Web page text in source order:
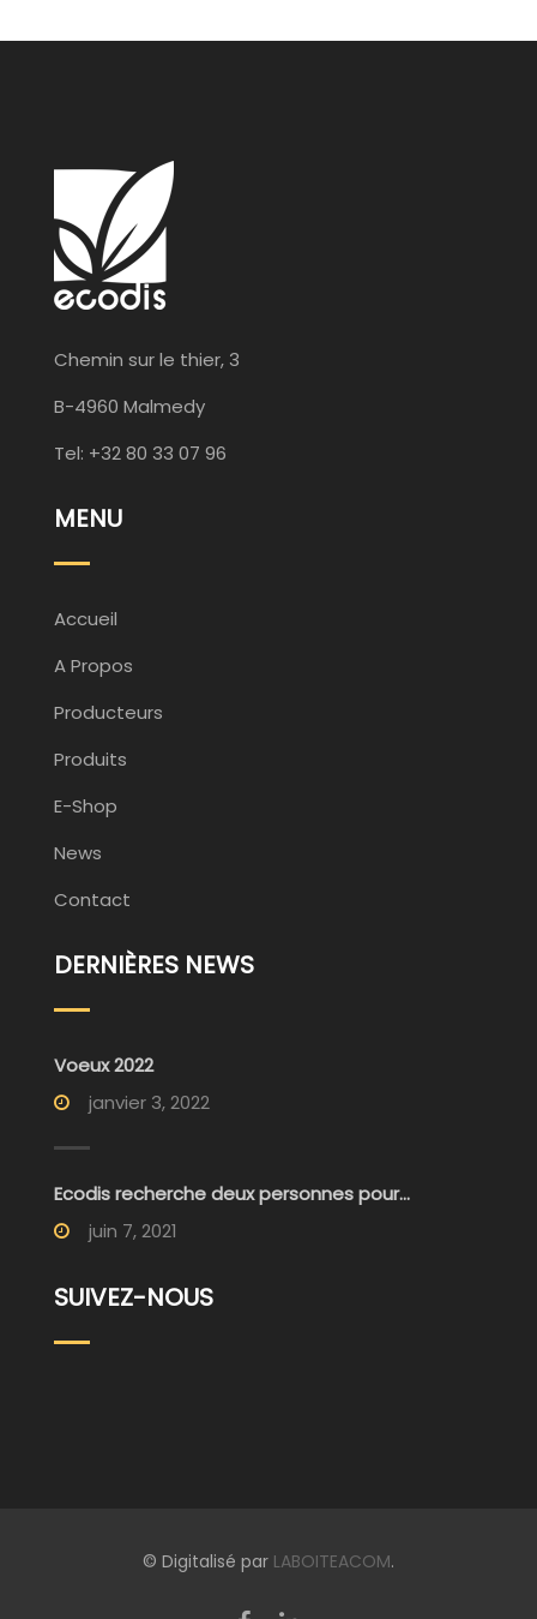
Chemin sur le thier, 3
B-4960 Malmedy
Tel: +32 80 33 07 96
MENU
Accueil
A Propos
Producteurs
Produits
E-Shop
News
Contact
DERNIÈRES NEWS
Voeux 2022
janvier 3, 2022
Ecodis recherche deux personnes pour...
juin 7, 2021
SUIVEZ-NOUS
© Digitalisé par LABOITEACOM.